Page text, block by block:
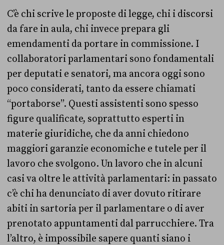
C’è chi scrive le proposte di legge, chi i discorsi
da fare in aula, chi invece prepara gli
emendamenti da portare in commissione. I
collaboratori parlamentari sono fondamentali
per deputati e senatori, ma ancora oggi sono
poco considerati, tanto da essere chiamati
“portaborse”. Questi assistenti sono spesso
figure qualificate, soprattutto esperti in
materie giuridiche, che da anni chiedono
maggiori garanzie economiche e tutele per il
lavoro che svolgono. Un lavoro che in alcuni
casi va oltre le attività parlamentari: in passato
c’è chi ha denunciato di aver dovuto ritirare
abiti in sartoria per il parlamentare o di aver
prenotato appuntamenti dal parrucchiere. Tra
l’altro, è impossibile sapere quanti siano i